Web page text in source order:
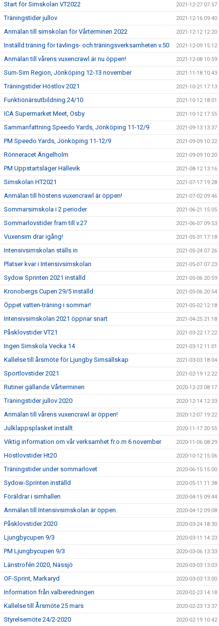
Start för Simskolan VT2022 2021-12-27 07:57
Träningstider jullov 2021-12-16 09:40
Anmälan till simskolan för Vårterminen 2022 2021-12-12 12:20
Inställd träning för tävlings- och träningsverksamheten v.50 2021-12-09 15:12
Anmälan till vårens vuxencrawl är nu öppen! 2021-12-08 10:59
Sum-Sim Region, Jönköping 12-13 november 2021-11-18 10:43
Träningstider Höstlov 2021 2021-10-21 17:13
Funktionärsutbildning 24/10 2021-10-12 18:01
ICA Supermarket Meet, Osby 2021-10-12 17:55
Sammanfattning Speedo Yards, Jönköping 11-12/9 2021-09-13 13:37
PM Speedo Yards, Jönköping 11-12/9 2021-09-09 10:22
Rönneracet Ängelholm 2021-09-09 10:20
PM Uppstartsläger Hällevik 2021-08-12 13:16
Simskolan HT2021 2021-07-17 19:28
Anmälan till höstens vuxencrawl är öppen! 2021-07-02 09:46
Sommarsimskola i 2 perioder 2021-06-21 15:05
Sommarlovstider fram till v.27 2021-06-07 09:53
Vuxensim drar igång! 2021-05-31 17:18
Intensivsimskolan ställs in 2021-05-24 07:26
Platser kvar i Intensivsimskolan 2021-05-07 07:23
Sydow Sprinten 2021 inställd 2021-05-06 20:59
Kronobergs Cupen 29/5 inställd. 2021-05-06 20:54
Öppet vatten-träning i sommar! 2021-05-02 12:18
Intensivsimskolan 2021 öppnar snart 2021-04-25 21:18
Påsklovstider VT21 2021-03-22 17:22
Ingen Simskola Vecka 14 2021-03-12 11:01
Kallelse till årsmöte för Ljungby Simsällskap 2021-03-03 18:04
Sportlovstider 2021 2021-02-19 12:22
Rutiner gällande Vårterminen 2020-12-23 08:17
Träningstider jullov 2020 2020-12-14 12:33
Anmälan till vårens vuxencrawl är öppen! 2020-12-07 19:22
Julklappsplasket inställt 2020-11-17 20:55
Viktig information om vår verksamhet fr.o.m 6 november 2020-11-06 08:29
Höstlovstider Ht20 2020-10-12 15:06
Träningstider under sommarlovet 2020-06-15 15:00
Sydow-Sprinten inställd 2020-05-11 11:38
Föräldrar i simhallen 2020-04-15 09:44
Anmälan till Intensivsimskolan är öppen. 2020-04-12 09:08
Påsklovstider 2020 2020-03-24 18:30
Ljungbycupen 9/3 2020-03-11 14:23
PM Ljungbycupen 9/3 2020-03-06 13:33
Länstrofén 2020, Nässjö 2020-03-03 13:03
OF-Sprint, Markaryd 2020-03-03 13:00
Information från valberedningen 2020-02-23 14:18
Kallelse till Årsmöte 25 mars 2020-02-23 13:37
Styrelsemöte 24/2-2020 2020-02-19 10:42